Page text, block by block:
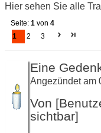
Hier sehen Sie alle
Seite: 1 von 4
1
2 3
Eine
Angezündet am
Von
sichtbar]